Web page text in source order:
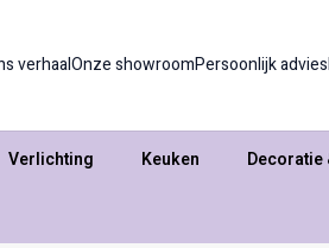
verhaalOnze showroomPersoonlijk advies
Verlichting Keuken Decoratie